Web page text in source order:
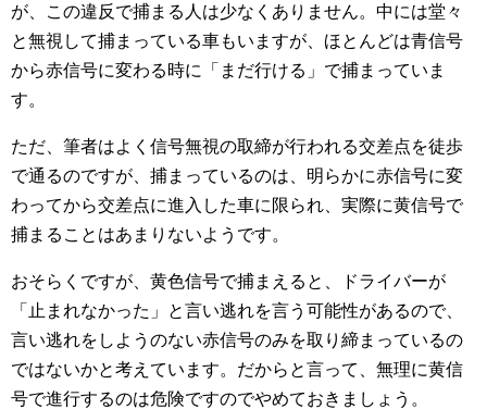
が、この違反で捕まる人は少なくありません。中には堂々
と無視して捕まっている車もいますが、ほとんどは青信号
から赤信号に変わる時に「まだ行ける」で捕まっていま
す。
ただ、筆者はよく信号無視の取締が行われる交差点を徒歩
で通るのですが、捕まっているのは、明らかに赤信号に変
わってから交差点に進入した車に限られ、実際に黄信号で
捕まることはあまりないようです。
おそらくですが、黄色信号で捕まえると、ドライバーが
「止まれなかった」と言い逃れを言う可能性があるので、
言い逃れをしようのない赤信号のみを取り締まっているの
ではないかと考えています。だからと言って、無理に黄信
号で進行するのは危険ですのでやめておきましょう。